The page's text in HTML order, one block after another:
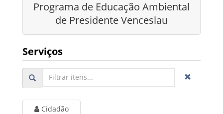
Programa de Educação Ambiental
de Presidente Venceslau
Serviços
Cidadão